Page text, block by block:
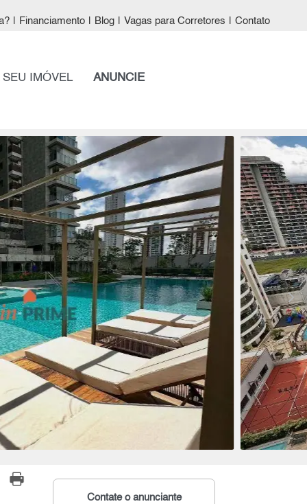
Financiamento Blog Vagas para Corretores Contato
IMÓVEL ANUNCIE
Contate o anunciante